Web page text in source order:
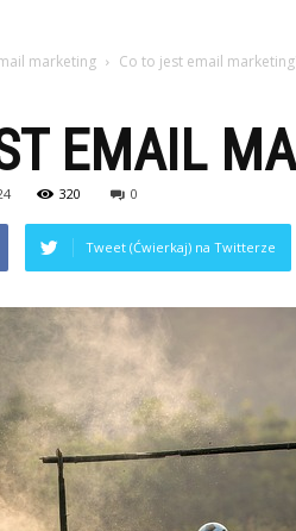
marketing Co to jest email
EMAIL
320 0
Tweet (Ćwierkaj) na Twitterze